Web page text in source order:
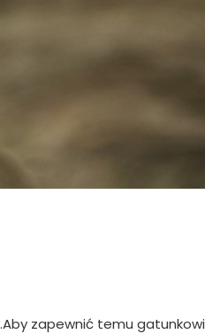
zapewnić temu gatunkowi